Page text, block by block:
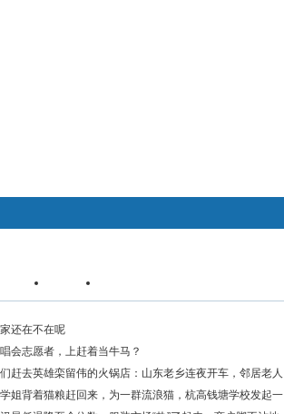
天室 资讯
还在不在呢
会志愿者，上赶着当牛马？
赶去英雄栾留伟的火锅店：山东老乡连夜开车，邻居老人
六
姐背着猫粮赶回来，为一群流浪猫，杭高钱塘学校发起一